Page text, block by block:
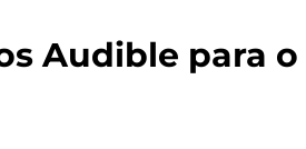
Audible para o